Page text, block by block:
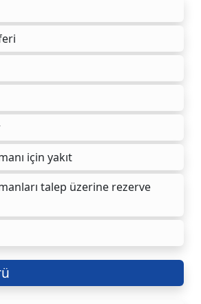
için yakıt
talep üzerine rezerve